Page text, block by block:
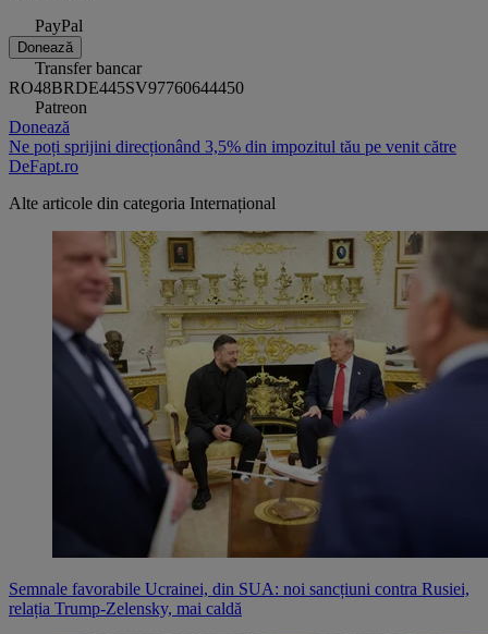
PayPal
Donează
Transfer bancar
RO48BRDE445SV97760644450
Patreon
Donează
Ne poți sprijini direcționând 3,5% din impozitul tău pe venit către
DeFapt.ro
Alte articole din categoria Internațional
Semnale favorabile Ucrainei, din SUA: noi sancțiuni contra Rusiei,
relația Trump-Zelensky, mai caldă